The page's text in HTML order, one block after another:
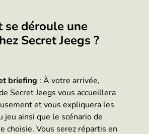
se déroule une
Secret Jeegs ?
briefing : À votre arrivée,
Secret Jeegs vous accueillera
et vous expliquera les
jeu ainsi que le scénario de
choisie. Vous serez répartis en